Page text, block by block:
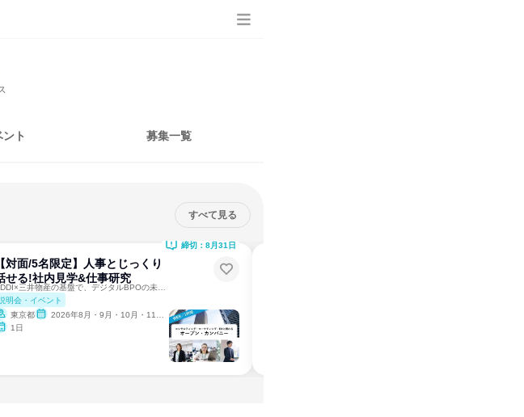
ト 募集一覧
すべて見る
【対面/5名限定】人事とじっくり
せる!社内見学&仕事研究
明会・イベント
東京都
2026年8月・9月・10月・11月・12月
1日
締切：8月31日